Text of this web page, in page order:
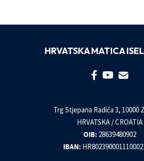
HRVATSKA MATICA
Trg Stjepana Radića 3, 10000
HRVATSKA / CROATIA
OIB: 28639480902
IBAN: